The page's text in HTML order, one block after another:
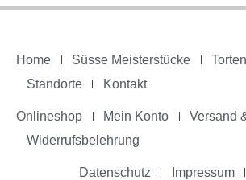
Home Süsse Meisterstücke
Standorte
Kontakt
Onlineshop Mein Konto
Versand
Widerrufsbelehrung
Datenschutz Impressum